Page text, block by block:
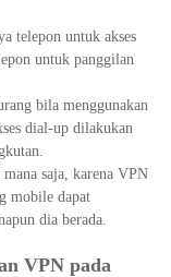
telepon untuk akses
untuk panggilan
bila menggunakan
dial-up dilakukan
saja, karena VPN
mobile dapat
dia berada.
VPN pada